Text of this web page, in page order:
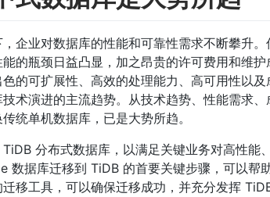
企业对数据库的性能和可靠性需求不断攀升
的瓶颈日益凸显，加之昂贵的许可费用和维
的可扩展性、高效的处理能力、高可用性以
术演进的主流趋势。从技术趋势、性能需求
统单机数据库，已是大势所趋。
分布式数据库，以满足关键业务对高性能
据库迁移到 TiDB 的首要关键步骤，可以帮
移工具，可以确保迁移成功，并充分发挥